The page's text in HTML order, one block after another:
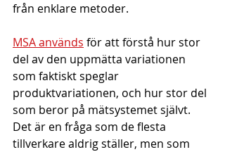
från enklare metoder.
MSA används för att förstå hur stor
del av den uppmätta variationen
som faktiskt speglar
produktvariationen, och hur stor del
som beror på mätsystemet självt.
Det är en fråga som de flesta
tillverkare aldrig ställer, men som